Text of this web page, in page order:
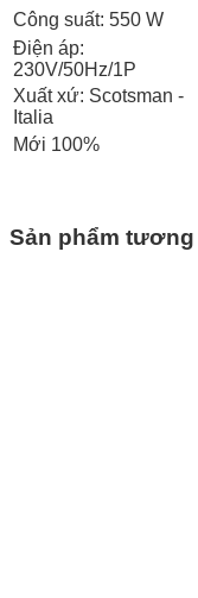
Công suất: 550 W
Điện áp:
230V/50Hz/1P
Xuất xứ: Scotsman -
Italia
Mới 100%
Sản phẩm